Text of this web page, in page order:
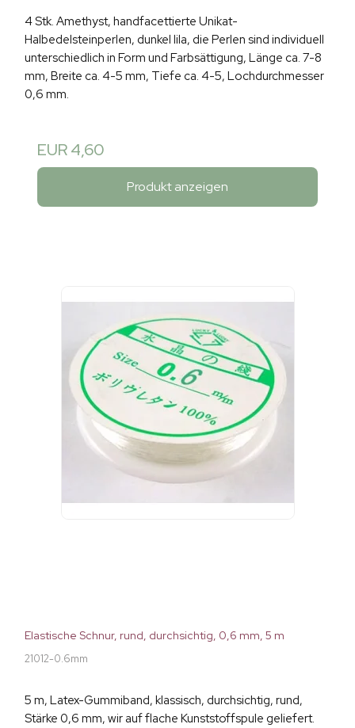
4 Stk. Amethyst, handfacettierte Unikat-
Halbedelsteinperlen, dunkel lila, die Perlen sind individuell
unterschiedlich in Form und Farbsättigung, Länge ca. 7-8
mm, Breite ca. 4-5 mm, Tiefe ca. 4-5, Lochdurchmesser
0,6 mm.
EUR 4,60
Produkt anzeigen
Elastische Schnur, rund, durchsichtig, 0,6 mm, 5 m
21012-0.6mm
5 m, Latex-Gummiband, klassisch, durchsichtig, rund,
Stärke 0,6 mm, wir auf flache Kunststoffspule geliefert.